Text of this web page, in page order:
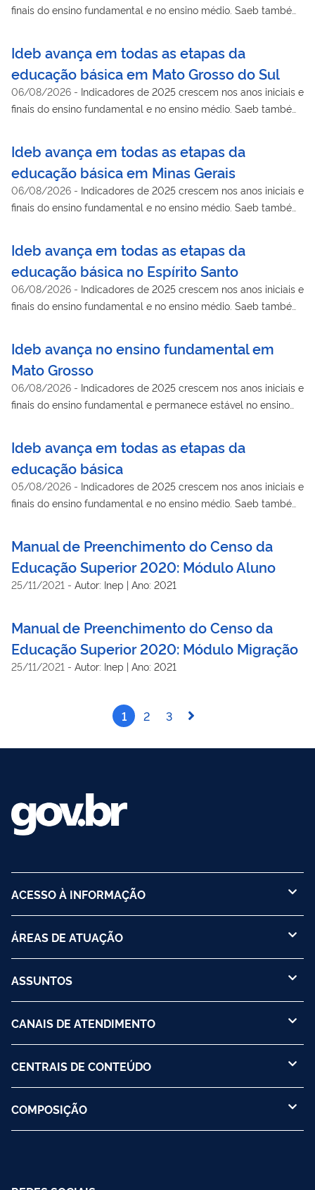
finais do ensino fundamental e no ensino médio. Saeb também
Ideb avança em todas as etapas da
educação básica em Mato Grosso do Sul
06/08/2026 - Indicadores de 2025 crescem nos anos iniciais e
finais do ensino fundamental e no ensino médio. Saeb também
Ideb avança em todas as etapas da
educação básica em Minas Gerais
06/08/2026 - Indicadores de 2025 crescem nos anos iniciais e
finais do ensino fundamental e no ensino médio. Saeb também
Ideb avança em todas as etapas da
educação básica no Espírito Santo
06/08/2026 - Indicadores de 2025 crescem nos anos iniciais e
finais do ensino fundamental e no ensino médio. Saeb também
Ideb avança no ensino fundamental em
Mato Grosso
06/08/2026 - Indicadores de 2025 crescem nos anos iniciais e
finais do ensino fundamental e permanece estável no ensino
Ideb avança em todas as etapas da
educação básica
05/08/2026 - Indicadores de 2025 crescem nos anos iniciais e
finais do ensino fundamental e no ensino médio. Saeb também
mais dificuldades
Manual de Preenchimento do Censo da
Educação Superior 2020: Módulo Aluno
25/11/2021 - Autor: Inep | Ano: 2021
Manual de Preenchimento do Censo da
Educação Superior 2020: Módulo Migração
25/11/2021 - Autor: Inep | Ano: 2021
1 2 3
ACESSO À INFORMAÇÃO
ÁREAS DE ATUAÇÃO
ASSUNTOS
CANAIS DE ATENDIMENTO
CENTRAIS DE CONTEÚDO
COMPOSIÇÃO